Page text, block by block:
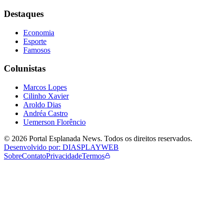
Destaques
Economia
Esporte
Famosos
Colunistas
Marcos Lopes
Cilinho Xavier
Aroldo Dias
Andréa Castro
Uemerson Florêncio
© 2026 Portal Esplanada News. Todos os direitos reservados.
Desenvolvido por: DIASPLAYWEB
SobreContatoPrivacidadeTermos